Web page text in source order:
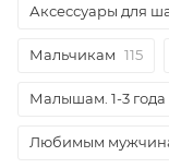
Аксессуары для
Мальчикам 115
Малышам. 1-3 года
Любимым